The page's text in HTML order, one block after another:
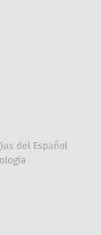
del Español